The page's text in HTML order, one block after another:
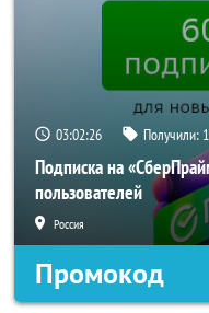
03:02:24 Получили:
Подписка на
пользователей
Россия
Промокод